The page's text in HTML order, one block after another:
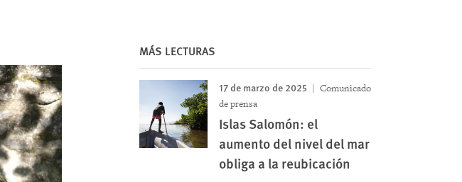
MÁS LECTURAS
17 de marzo de 2025
Comunicado
de prensa
Islas Salomón: el
aumento del nivel del mar
obliga a la reubicación